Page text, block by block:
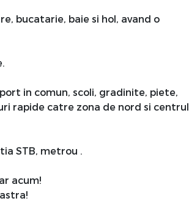
bucatarie, baie si hol, avand o
in comun, scoli, gradinite, piete,
rapide catre zona de nord si centrul
STB, metrou .
acum!